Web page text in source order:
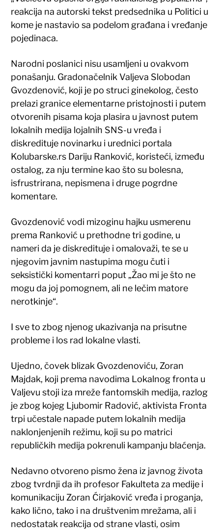
reakcija na autorski tekst predsednika u Politici u
kome je nastavio sa podelom građana i vređanje
pojedinaca.
Narodni poslanici nisu usamljeni u ovakvom
ponašanju. Gradonačelnik Valjeva Slobodan
Gvozdenović, koji je po struci ginekolog, često
prelazi granice elementarne pristojnosti i putem
otvorenih pisama koja plasira u javnost putem
lokalnih medija lojalnih SNS-u vređa i
diskredituje novinarku i urednici portala
Kolubarske.rs Dariju Ranković, koristeći, između
ostalog, za nju termine kao što su bolesna,
isfrustrirana, nepismena i druge pogrdne
komentare.
Gvozdenović vodi mizoginu hajku usmerenu
prema Ranković u prethodne tri godine, u
nameri da je diskredituje i omalovaži, te se u
njegovim javnim nastupima mogu čuti i
seksistički komentarri poput „Žao mi je što ne
mogu da joj pomognem, ali ne lečim matore
nerotkinje“.
I sve to zbog njenog ukazivanja na prisutne
probleme i los rad lokalne vlasti.
Ujedno, čovek blizak Gvozdenoviću, Zoran
Majdak, koji prema navodima Lokalnog fronta u
Valjevu stoji iza mreže fantomskih medija, razlog
je zbog kojeg Ljubomir Radović, aktivista Fronta
trpi učestale napade putem lokalnih medija
naklonjenjenih režimu, koji su po matrici
republičkih medija pokrenuli kampanju blaćenja.
Nedavno otvoreno pismo žena iz javnog života
zbog tvrdnji da ih profesor Fakulteta za medije i
komunikaciju Zoran Ćirjaković vređa i proganja,
kako lično, tako i na društvenim mrežama, ali i
nedostatak reakcija od strane vlasti, osim